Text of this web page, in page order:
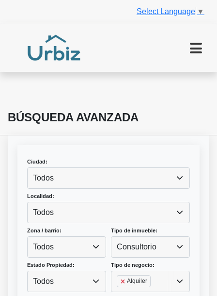
Select Language ▼
BÚSQUEDA AVANZADA
Ciudad:
Todos
Localidad:
Todos
Zona / barrio:
Todos
Tipo de inmueble:
Consultorio
Estado Propiedad:
Todos
Tipo de negocio:
Alquiler